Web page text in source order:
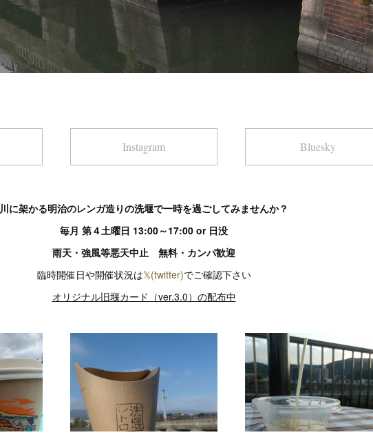
Instagram Bluesky
川に架かる明治のレンガ造りの洗堰で一時を過ごしてみませんか？
毎月 第４土曜日 13:00～17:00 or 日没
雨天・強風等悪天中止 無料・カンパ歓迎
臨時開催日や開催状況は𝕏(twitter)でご確認下さい
オリジナル旧堰カード（ver.3.0）の配布中